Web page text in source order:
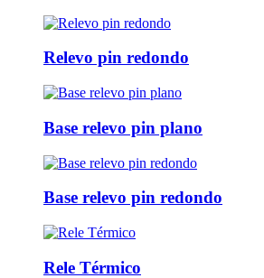
Relevo pin redondo
Base relevo pin plano
Base relevo pin redondo
Rele Térmico